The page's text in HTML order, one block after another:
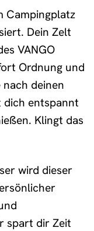
Campingplatz
Dein Zelt
VANGO
Ordnung und
deinen
dich entspannt
Klingt das
wird dieser
spart dir Zeit